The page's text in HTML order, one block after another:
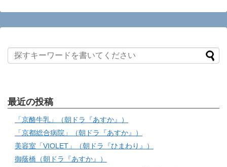
最近の投稿
「京酪牛乳」（朝ドラ『あすか』）
「京都総合病院」（朝ドラ『あすか』）
美容室「VIOLET」（朝ドラ『ひまわり』）
御蔭橋（朝ドラ『あすか』）